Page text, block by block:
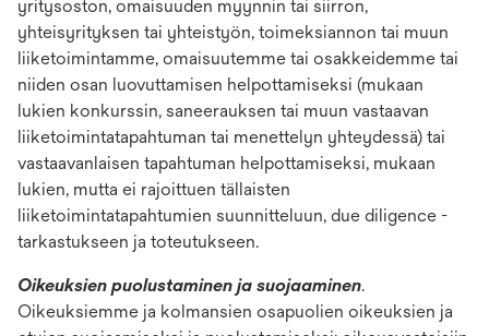
yritysoston, omaisuuden myynnin tai siirron,
yhteisyrityksen tai yhteistyön, toimeksiannon tai muun
liiketoimintamme, omaisuutemme tai osakkeidemme tai
niiden osan luovuttamisen helpottamiseksi (mukaan
lukien konkurssin, saneerauksen tai muun vastaavan
liiketoimintatapahtuman tai menettelyn yhteydessä) tai
vastaavanlaisen tapahtuman helpottamiseksi, mukaan
lukien, mutta ei rajoittuen tällaisten
liiketoimintatapahtumien suunnitteluun, due diligence -
tarkastukseen ja toteutukseen.
Oikeuksien puolustaminen ja suojaaminen.
Oikeuksiemme ja kolmansien osapuolien oikeuksien ja